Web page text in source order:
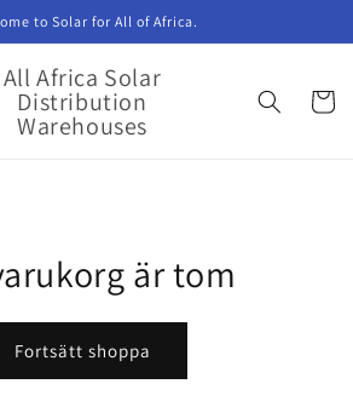
to Solar for All of Africa.
All Africa Solar
Distribution
Warehouses
är tom
Fortsätt shoppa